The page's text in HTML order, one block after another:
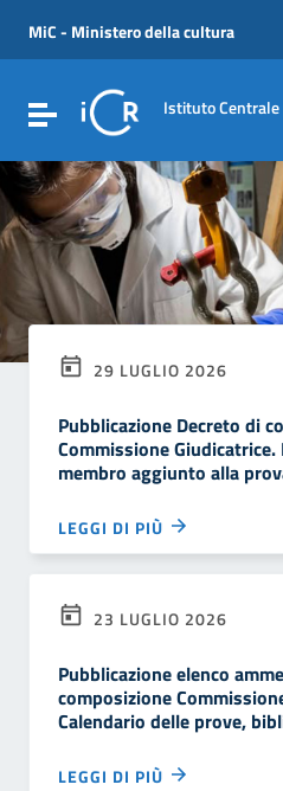
Vai al menu di navigazione
Vai al footer
MiC - Ministero della cultura
Attiva / disattiva la
Istituto
29 LUGLIO 2026
Pubblicazione Decreto di
Commissione
membro aggiunto alla
LEGGI DI PIÙ
23 LUGLIO 2026
Pubblicazione elenco
composizione
Calendario delle prove,
LEGGI DI PIÙ